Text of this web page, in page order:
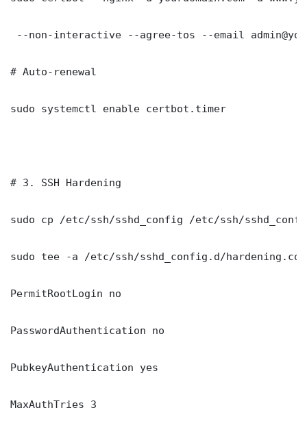
--non-interactive --agree-tos --email
# Auto-renewal
sudo systemctl enable certbot.timer
# 3. SSH Hardening
sudo cp /etc/ssh/sshd_config /etc/ssh/
sudo tee -a /etc/ssh/sshd_config.d/
PermitRootLogin no
PasswordAuthentication no
PubkeyAuthentication yes
MaxAuthTries 3